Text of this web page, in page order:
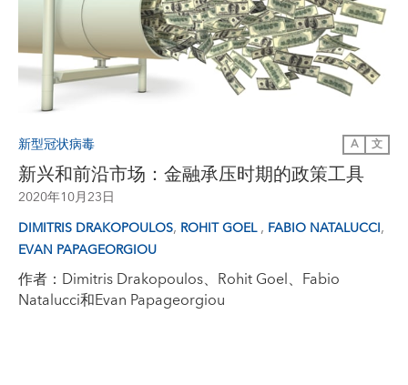
新型冠状病毒 A 文
新兴和前沿市场：金融承压时期的政策工具
2020年10月23日
DIMITRIS DRAKOPOULOS, ROHIT GOEL, FABIO NATALUCCI,
EVAN PAPAGEORGIOU
作者：Dimitris Drakopoulos、Rohit Goel、Fabio
Natalucci和Evan Papageorgiou